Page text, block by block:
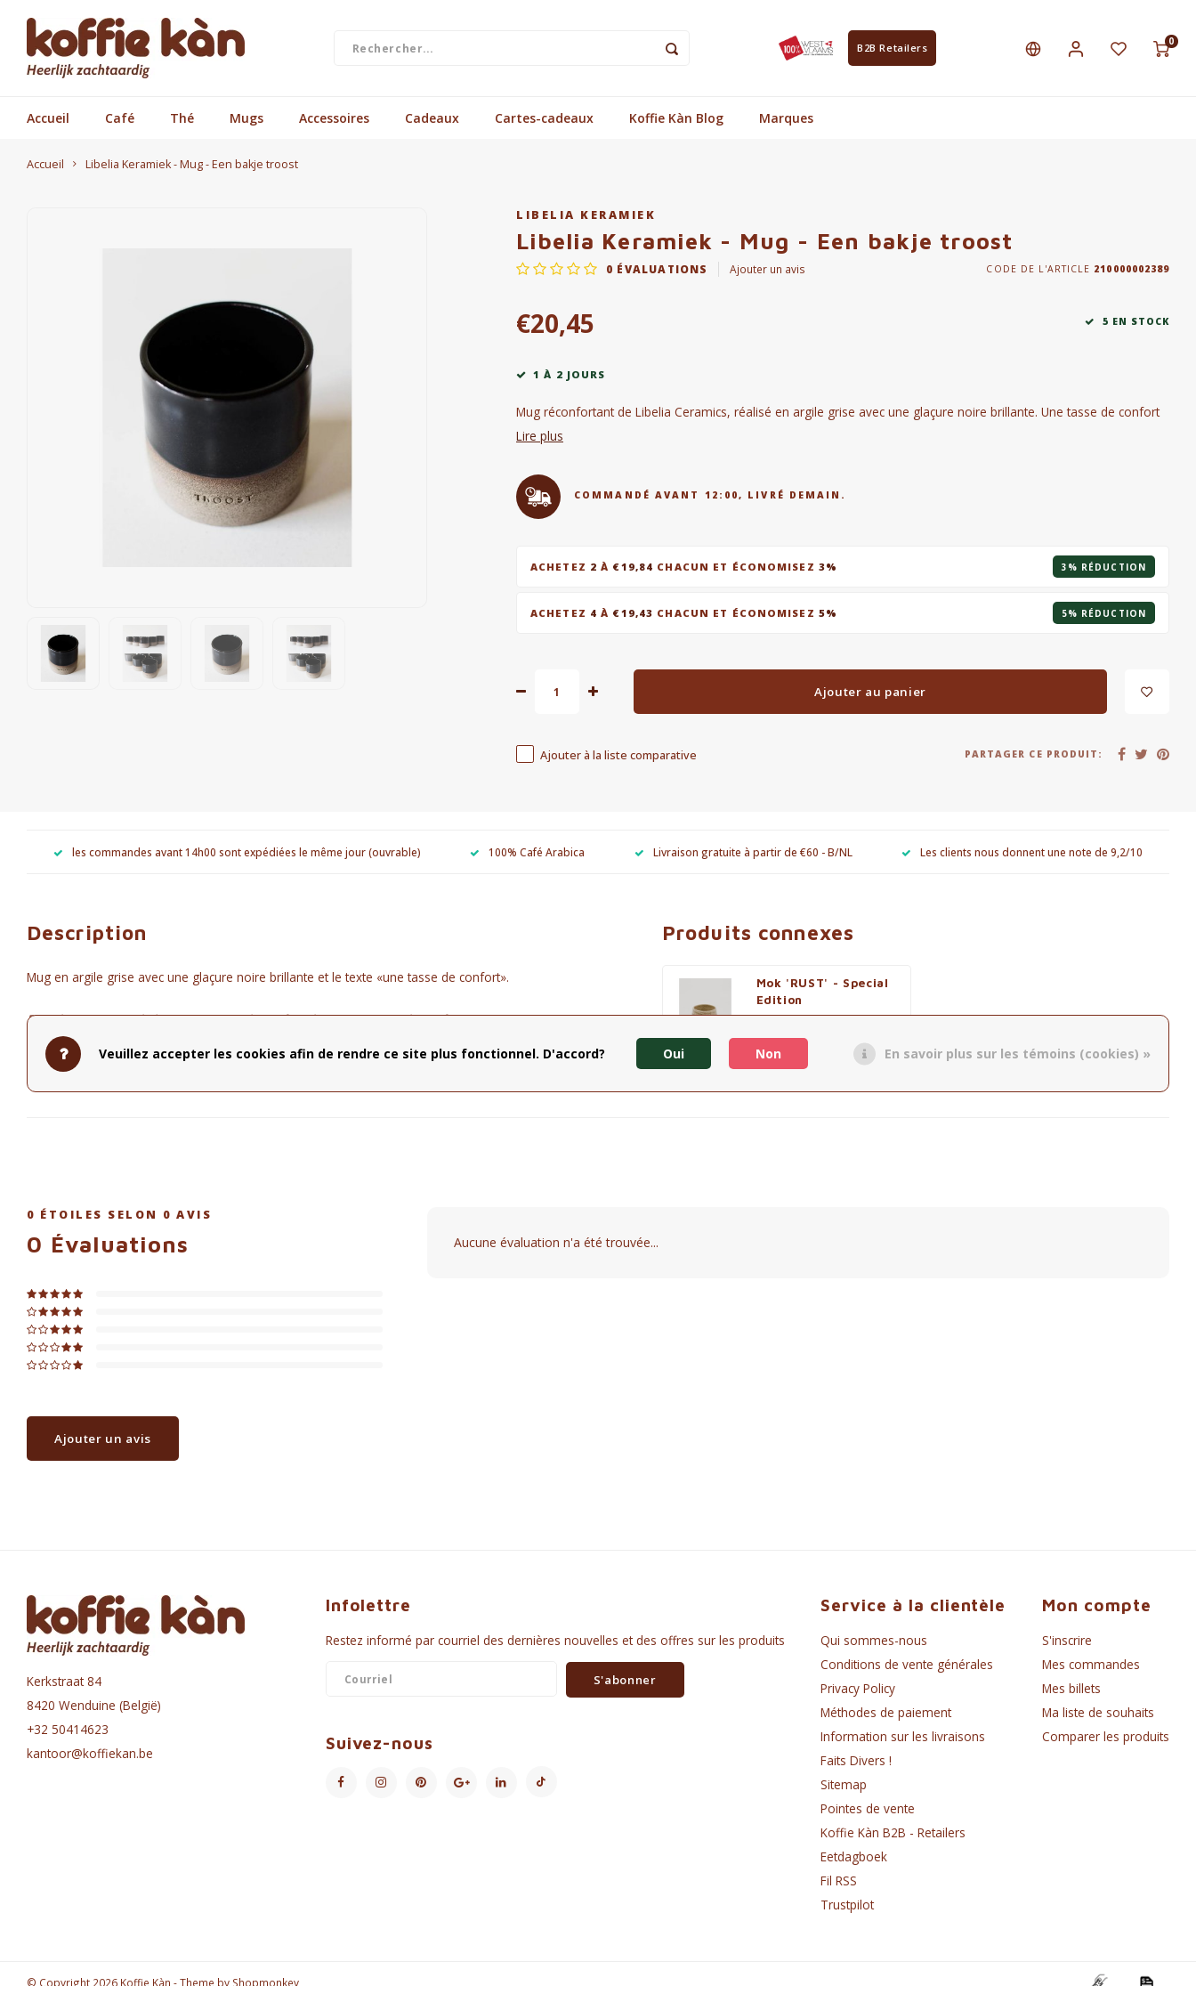
B2B Retailers
0
Accueil Café Thé Mugs Accessoires Cadeaux Cartes-cadeaux Koffie Kàn Blog Marques
Accueil Libelia Keramiek - Mug - Een bakje troost
LIBELIA KERAMIEK
Libelia Keramiek - Mug - Een bakje troost
0 ÉVALUATIONS Ajouter un avis CODE DE L'ARTICLE 210000002389
€20,45 5 EN STOCK
1 À 2 JOURS
Mug réconfortant de Libelia Ceramics, réalisé en argile grise avec une glaçure noire brillante. Une tasse de confort
Lire plus
COMMANDÉ AVANT 12:00, LIVRÉ DEMAIN.
ACHETEZ 2 À €19,84 CHACUN ET ÉCONOMISEZ 3% 3% RÉDUCTION
ACHETEZ 4 À €19,43 CHACUN ET ÉCONOMISEZ 5% 5% RÉDUCTION
Ajouter au panier
Ajouter à la liste comparative PARTAGER CE PRODUIT:
les commandes avant 14h00 sont expédiées le même jour (ouvrable) 100% Café Arabica Livraison gratuite à partir de €60 - B/NL Les clients nous donnent une note de 9,2/10
Description
Mug en argile grise avec une glaçure noire brillante et le texte «une tasse de confort».
Rien de mieux que de boire une tasse de confort dans cette tasse de confort!
Ø 8 cm - hauteur 8 cm
Produits connexes
Mok 'RUST' - Special
Edition
€20,45
Afficher le produit
0 ÉTOILES SELON 0 AVIS
0 Évaluations
Ajouter un avis
Aucune évaluation n'a été trouvée...
Kerkstraat 84
8420 Wenduine (België)
+32 50414623
kantoor@koffiekan.be
Infolettre
Restez informé par courriel des dernières nouvelles et des offres sur les produits
S'abonner
Suivez-nous
Service à la clientèle
Qui sommes-nous
Conditions de vente générales
Privacy Policy
Méthodes de paiement
Information sur les livraisons
Faits Divers !
Sitemap
Pointes de vente
Koffie Kàn B2B - Retailers
Eetdagboek
Fil RSS
Trustpilot
Mon compte
S'inscrire
Mes commandes
Mes billets
Ma liste de souhaits
Comparer les produits
© Copyright 2026 Koffie Kàn - Theme by Shopmonkey
Veuillez accepter les cookies afin de rendre ce site plus fonctionnel. D'accord? Oui Non En savoir plus sur les témoins (cookies) »